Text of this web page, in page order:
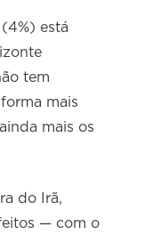
está
tem
mais
mais os
do Irã,
— com o